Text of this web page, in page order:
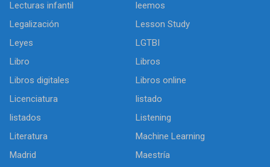
Lecturas infantil
leemos
Legalización
Lesson Study
Leyes
LGTBI
Libro
Libros
Libros digitales
Libros online
Licenciatura
listado
listados
Listening
Literatura
Machine Learning
Madrid
Maestría